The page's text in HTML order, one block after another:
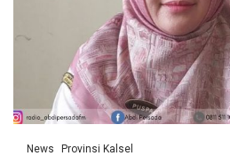
News Provinsi Kalsel